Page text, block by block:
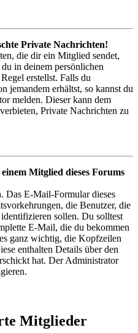
Private Nachrichten!
die dir ein Mitglied sendet,
in deinem persönlichen
erstellst. Falls du
jemandem erhältst, so kannst du
melden. Dieser kann dem
Private Nachrichten zu
Mitglied dieses Forums
Das E-Mail-Formular dieses
die Benutzer, die
sollen. Du solltest
E-Mail, die du bekommen
ganz wichtig, die Kopfzeilen
enthalten Details über den
hat. Der Administrator
Mitglieder